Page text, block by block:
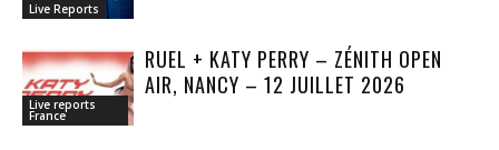
Live Reports
Live reports
France
RUEL + KATY PERRY – ZÉNITH OPEN
AIR, NANCY – 12 JUILLET 2026